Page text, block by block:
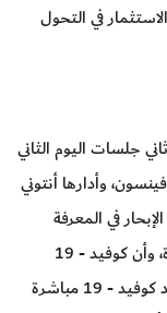
في التحول
جلسات اليوم الثاني
وأدارها أنتوني
في المعرفة
يتطلب معرفة الاتجاه والسرعة وطريقة القيادة، وأن كوفيد - 19
أعطانا اتجاهات إبحار أخرى. وفي مرحلة ما بعد كوفيد - 19 مباشرة